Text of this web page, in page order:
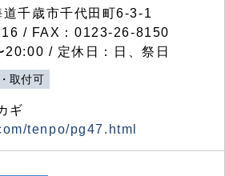
千歳市千代田町6-3-1
/ FAX：0123-26-8150
/ 定休日：日、祭日
取付可
ギ
tenpo/pg47.html